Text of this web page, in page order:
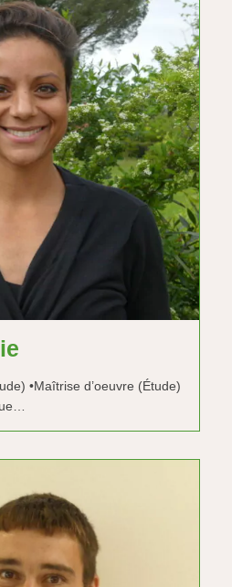
•Maîtrise d’oeuvre (Étude)